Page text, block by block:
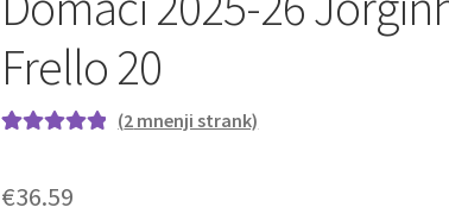
Frello 20
podlagi ocene
(2 mnenji strank)
€36.59